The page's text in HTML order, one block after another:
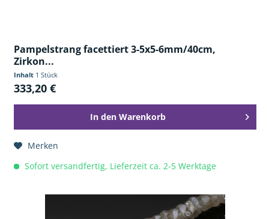
Pampelstrang facettiert 3-5x5-6mm/40cm,
Zirkon...
Inhalt 1 Stück
333,20 €
In den Warenkorb
Merken
Sofort versandfertig, Lieferzeit ca. 2-5 Werktage